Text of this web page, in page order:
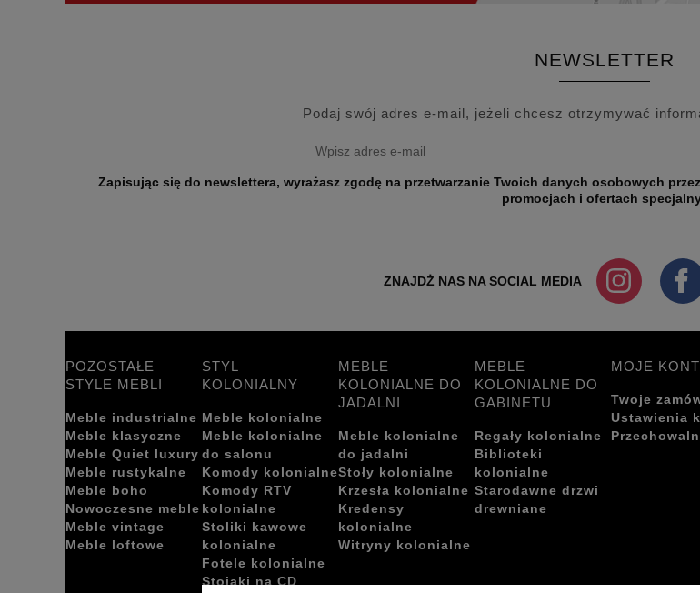
NEWSLETTER
Podaj swój adres e-mail, jeżeli chcesz otrzymywać
Zapisując się do newslettera, wyrażasz zgodę na przetwarzanie Twoich danych osobowych przez Meble Indian Sp. z o.o. w celu przesyłania informacji o nowościach,
promocjach i ofertach
ZNAJDŻ NAS NA SOCIAL MEDIA
POZOSTAŁE
STYLE MEBLI
Meble industrialne
Meble klasyczne
Meble Quiet luxury
Meble rustykalne
Meble boho
Nowoczesne meble
Meble vintage
Meble loftowe
STYL
KOLONIALNY
Meble kolonialne
Meble kolonialne
do salonu
Komody kolonialne
Komody RTV
kolonialne
Stoliki kawowe
kolonialne
Fotele kolonialne
Stojaki na CD
MEBLE
KOLONIALNE DO
JADALNI
Meble kolonialne
do jadalni
Stoły kolonialne
Krzesła kolonialne
Kredensy
kolonialne
Witryny kolonialne
MEBLE
KOLONIALNE DO
GABINETU
Regały kolonialne
Biblioteki
kolonialne
Starodawne drzwi
drewniane
MOJE
Twoje
Ustawienia